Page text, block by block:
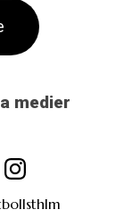
medier